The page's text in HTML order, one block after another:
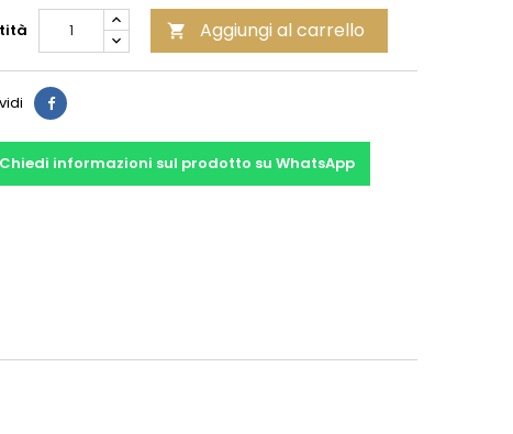
 Aggiungi al carrello
Condividi
Chiedi informazioni sul prodotto su WhatsApp